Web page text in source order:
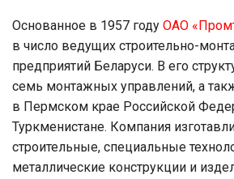
Основанное в 1957 году ОАО
в число ведущих строительно-
предприятий Беларуси. В его
семь монтажных управлений, а
в Пермском крае Российской
Туркменистане. Компания
строительные, специальные
металлические конструкции и